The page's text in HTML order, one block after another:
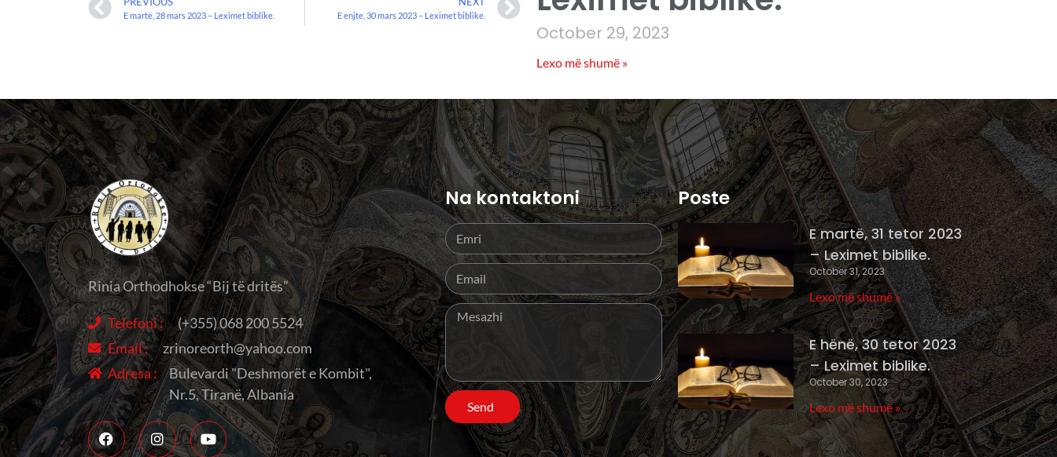
E martë, 28 mars 2023 – Leximet biblike. E enjte, 30 mars 2023 – Leximet biblike.
October 29, 2023
Lexo më shumë »
Rinia Orthodhokse “Bij të dritës”
Telefoni :
(+355) 068 200 5524
Email :
zrinoreorth@yahoo.com
Adresa :
Bulevardi "Deshmorët e Kombit",
Nr.5, Tiranë, Albania
Na kontaktoni
Send
Poste
E martë, 31 tetor 2023
– Leximet biblike.
October 31, 2023
Lexo më shumë »
E hënë, 30 tetor 2023
– Leximet biblike.
October 30, 2023
Lexo më shumë »